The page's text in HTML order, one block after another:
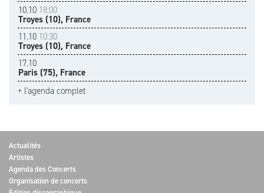
10.10 18:00
Troyes (10), France
11.10 10:30
Troyes (10), France
17.10
Paris (75), France
+ l'agenda complet
Actualités
Artistes
Agenda des Concerts
Organisation de concerts